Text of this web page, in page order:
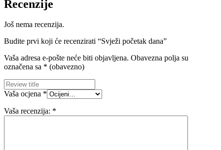
Recenzije
Još nema recenzija.
Budite prvi koji će recenzirati “Svježi početak dana”
Vaša adresa e-pošte neće biti objavljena. Obavezna polja su
označena sa * (obavezno)
Vaša ocjena *
Vaša recenzija: *